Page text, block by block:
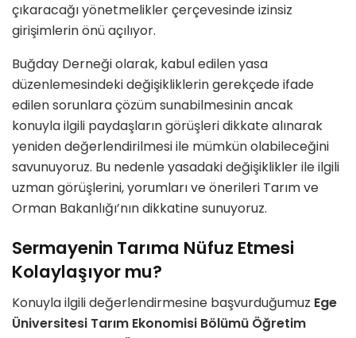
çıkaracağı yönetmelikler çerçevesinde izinsiz
girişimlerin önü açılıyor.
Buğday Derneği olarak, kabul edilen yasa
düzenlemesindeki değişikliklerin gerekçede ifade
edilen sorunlara çözüm sunabilmesinin ancak
konuyla ilgili paydaşların görüşleri dikkate alınarak
yeniden değerlendirilmesi ile mümkün olabileceğini
savunuyoruz. Bu nedenle yasadaki değişiklikler ile ilgili
uzman görüşlerini, yorumları ve önerileri Tarım ve
Orman Bakanlığı’nın dikkatine sunuyoruz.
Sermayenin Tarıma Nüfuz Etmesi
Kolaylaşıyor mu?
Konuyla ilgili değerlendirmesine başvurduğumuz Ege
Üniversitesi Tarım Ekonomisi Bölümü Öğretim